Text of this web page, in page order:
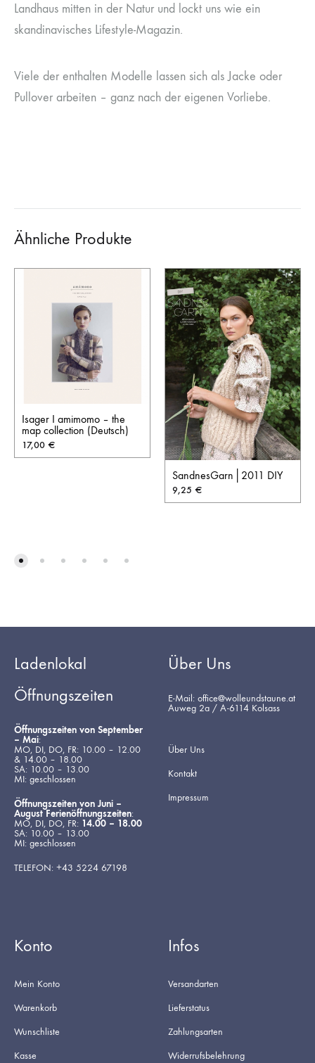
Landhaus mitten in der Natur und lockt uns wie ein
skandinavisches Lifestyle-Magazin.
Viele der enthalten Modelle lassen sich als Jacke oder
Pullover arbeiten – ganz nach der eigenen Vorliebe.
Ähnliche Produkte
Isager I amimomo – the
map collection (Deutsch)
17,00 €
SandnesGarn│2011 DIY
9,25 €
Ladenlokal
Öffnungszeiten
Öffnungszeiten von September
– Mai:
MO, DI, DO, FR: 10.00 – 12.00
& 14.00 – 18.00
SA: 10.00 – 13.00
MI: geschlossen
Öffnungszeiten von Juni –
August Ferienöffnungszeiten:
MO, DI, DO, FR: 14.00 – 18.00
SA: 10.00 – 13.00
MI: geschlossen
TELEFON: +43 5224 67198
Über Uns
E-Mail: office@wolleundstaune.at
Auweg 2a / A-6114 Kolsass
Über Uns
Kontakt
Impressum
Konto
Mein Konto
Warenkorb
Wunschliste
Kasse
Infos
Versandarten
Lieferstatus
Zahlungsarten
Widerrufsbelehrung